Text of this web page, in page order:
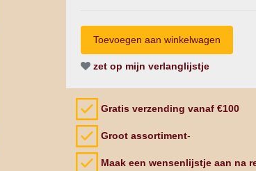
zet op mijn verlanglijstje
Gratis verzending vanaf €100
Groot assortiment-
Maak een wensenlijstje aan na